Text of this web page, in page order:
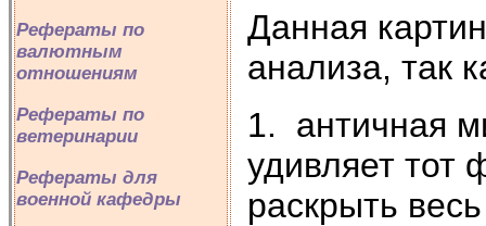
Рефераты по
валютным
отношениям
Рефераты по
ветеринарии
Рефераты для
военной кафедры
Данная
анализа, так
1. античная
удивляет тот
раскрыть